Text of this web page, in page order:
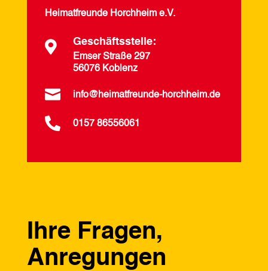
Heimatfreunde Horchheim e.V.
 Geschäftsstelle:
Emser Straße 297
56076 Koblenz
 info@heimatfreunde-horchheim.de
 0157 86556061
Ihre Fragen,
Anregungen